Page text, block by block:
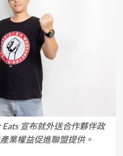
宣布就外送合作夥伴政
業權益促進聯盟提供。